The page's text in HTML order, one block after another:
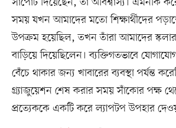
সময় যখন আমাদের মতো শিক্ষার্থীদের
উপক্রম হয়েছিল, তখন তাঁরা আমাদের
বাড়িয়ে দিয়েছিলেন। ব্যক্তিগতভাবে
বেঁচে থাকার জন্য খাবারের ব্যবস্থা পর্যন্ত
গ্র্যাজুয়েশন শেষ করার সময় সাঁকোর পক্ষ
প্রত্যেককে একটি করে ল্যাপটপ উপহার